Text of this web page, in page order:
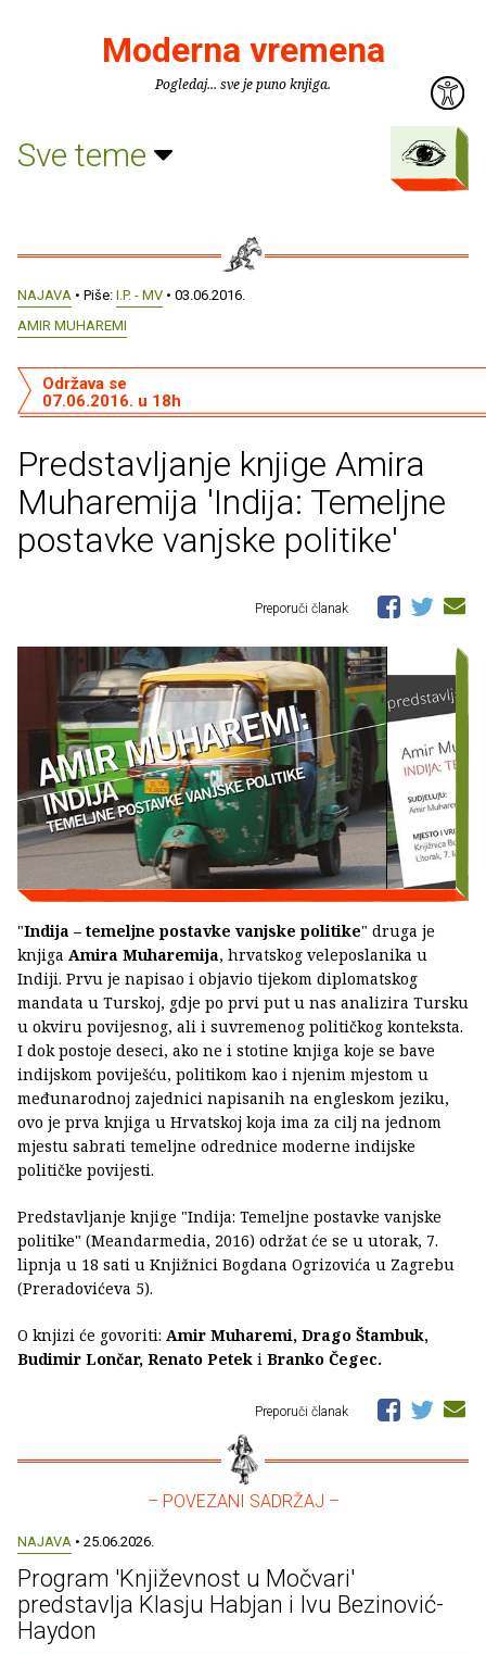
Moderna vremena
Pogledaj... sve je puno knjiga.
Sve teme
NAJAVA • Piše: I.P. - MV • 03.06.2016.
AMIR MUHAREMI
Predstavljanje knjige Amira
Muharemija 'Indija: Temeljne
postavke vanjske politike'
Održava se
07.06.2016. u 18h
Preporuči članak
"Indija – temeljne postavke vanjske politike" druga je
knjiga Amira Muharemija, hrvatskog veleposlanika u
Indiji. Prvu je napisao i objavio tijekom diplomatskog
mandata u Turskoj, gdje po prvi put u nas analizira Tursku
u okviru povijesnog, ali i suvremenog političkog konteksta.
I dok postoje deseci, ako ne i stotine knjiga koje se bave
indijskom poviješću, politikom kao i njenim mjestom u
međunarodnoj zajednici napisanih na engleskom jeziku,
ovo je prva knjiga u Hrvatskoj koja ima za cilj na jednom
mjestu sabrati temeljne odrednice moderne indijske
političke povijesti.
Predstavljanje knjige "Indija: Temeljne postavke vanjske
politike" (Meandarmedia, 2016) održat će se u utorak, 7.
lipnja u 18 sati u Knjižnici Bogdana Ogrizovića u Zagrebu
(Preradovićeva 5).
O knjizi će govoriti: Amir Muharemi, Drago Štambuk,
Budimir Lončar, Renato Petek i Branko Čegec.
Preporuči članak
– POVEZANI SADRŽAJ –
NAJAVA • 25.06.2026.
Program 'Književnost u Močvari'
predstavlja Klasju Habjan i Ivu Bezinović-
Haydon